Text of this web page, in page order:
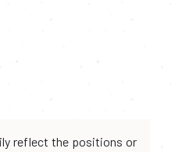
reflect the positions or